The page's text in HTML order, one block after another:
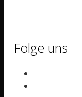
Folge uns